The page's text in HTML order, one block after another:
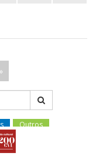
Outros
Cinema